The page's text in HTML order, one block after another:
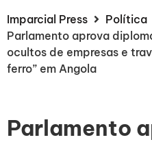
Imparcial Press
Política
Parlamento aprova
ocultos de empresas e
ferro” em Angola
Parlamento